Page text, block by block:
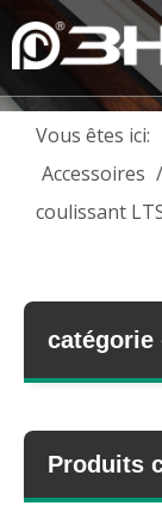
Vous êtes ici:
Accessoires /
coulissant
catégorie
Produits